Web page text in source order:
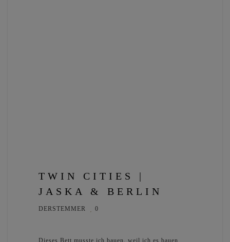
TWIN CITIES |
JASKA & BERLIN
DERSTEMMER 0